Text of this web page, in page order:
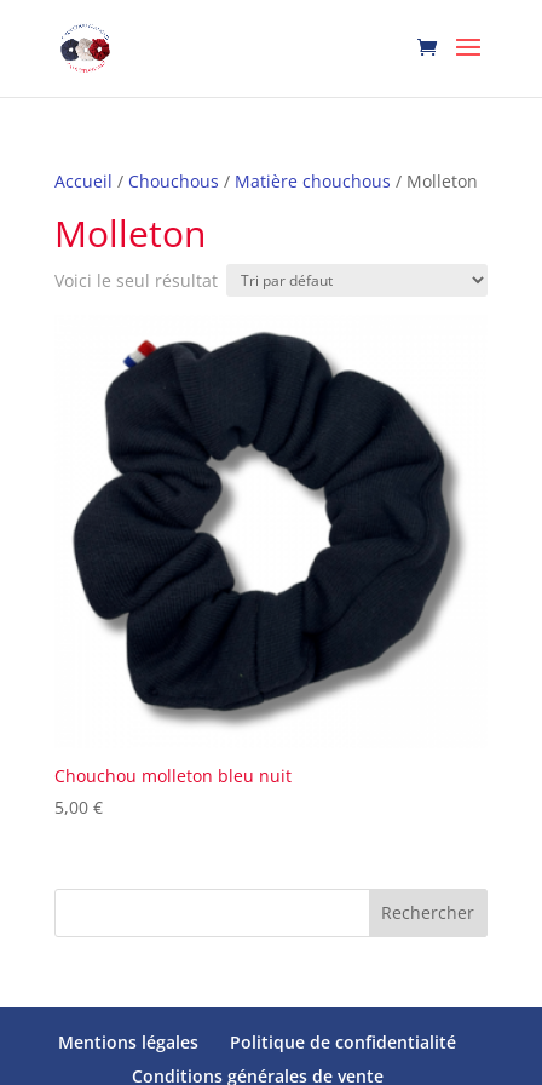
Accueil / Chouchous / Matière chouchous / Molleton
Molleton
Voici le seul résultat
Chouchou molleton bleu nuit
5,00 €
Rechercher
Mentions légales
Politique de confidentialité
Conditions générales de vente